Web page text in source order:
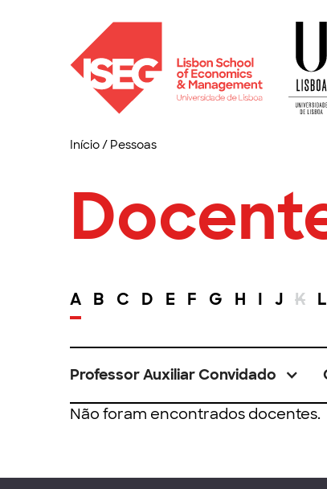
Início/ Pessoas
A B C D E F G H I J K L
Professor Auxiliar Convidado
Não foram encontrados docentes.